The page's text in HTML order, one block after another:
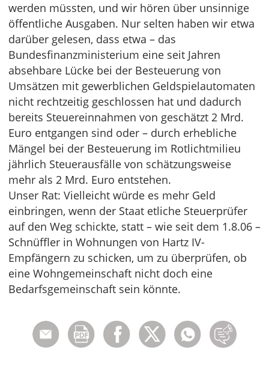
werden müssten, und wir hören über unsinnige
öffentliche Ausgaben. Nur selten haben wir etwa
darüber gelesen, dass etwa – das
Bundesfinanzministerium eine seit Jahren
absehbare Lücke bei der Besteuerung von
Umsätzen mit gewerblichen Geldspielautomaten
nicht rechtzeitig geschlossen hat und dadurch
bereits Steuereinnahmen von geschätzt 2 Mrd.
Euro entgangen sind oder – durch erhebliche
Mängel bei der Besteuerung im Rotlichtmilieu
jährlich Steuerausfälle von schätzungsweise
mehr als 2 Mrd. Euro entstehen.
Unser Rat: Vielleicht würde es mehr Geld
einbringen, wenn der Staat etliche Steuerprüfer
auf den Weg schickte, statt – wie seit dem 1.8.06 –
Schnüffler in Wohnungen von Hartz IV-
Empfängern zu schicken, um zu überprüfen, ob
eine Wohngemeinschaft nicht doch eine
Bedarfsgemeinschaft sein könnte.